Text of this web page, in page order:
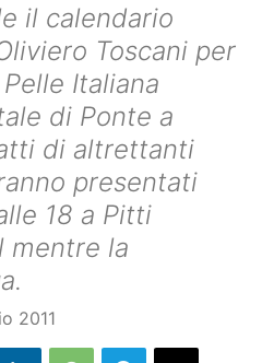
il calendario
Toscani per
Italiana
di Ponte a
di altrettanti
presentati
18 a Pitti
mentre la
2011